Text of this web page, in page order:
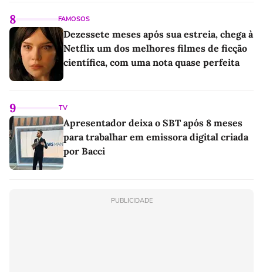
8 FAMOSOS
Dezessete meses após sua estreia, chega à
Netflix um dos melhores filmes de ficção
científica, com uma nota quase perfeita
9 TV
Apresentador deixa o SBT após 8 meses
para trabalhar em emissora digital criada
por Bacci
PUBLICIDADE